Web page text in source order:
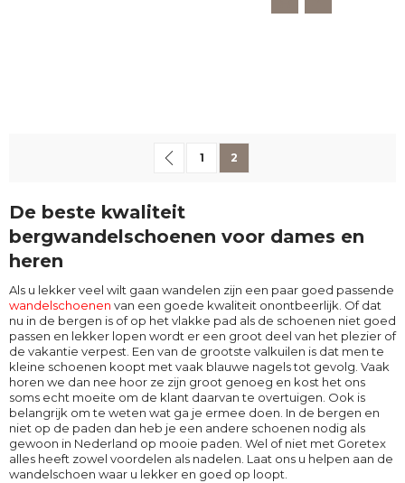
Pagina
Pagina
Vorige
Pagina
1 U lees momenteel pagina
2
De beste kwaliteit
bergwandelschoenen voor dames en
heren
Als u lekker veel wilt gaan wandelen zijn een paar goed passende
wandelschoenen van een goede kwaliteit onontbeerlijk. Of dat
nu in de bergen is of op het vlakke pad als de schoenen niet goed
passen en lekker lopen wordt er een groot deel van het plezier of
de vakantie verpest. Een van de grootste valkuilen is dat men te
kleine schoenen koopt met vaak blauwe nagels tot gevolg. Vaak
horen we dan nee hoor ze zijn groot genoeg en kost het ons
soms echt moeite om de klant daarvan te overtuigen. Ook is
belangrijk om te weten wat ga je ermee doen. In de bergen en
niet op de paden dan heb je een andere schoenen nodig als
gewoon in Nederland op mooie paden. Wel of niet met Goretex
alles heeft zowel voordelen als nadelen. Laat ons u helpen aan de
wandelschoen waar u lekker en goed op loopt.